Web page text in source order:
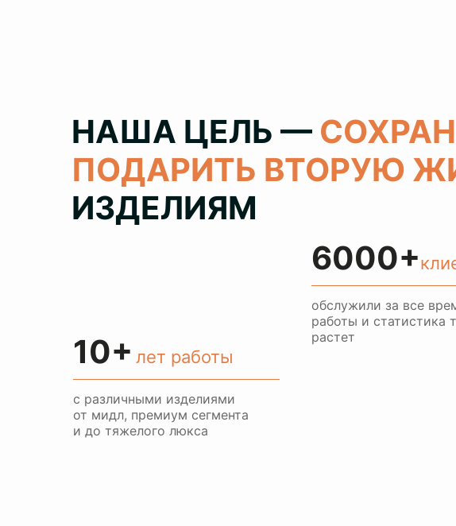
НАША ЦЕЛЬ —
ПОДАРИТЬ ВТОРУЮ
ИЗДЕЛИЯМ
10+
с различными изделиями
от мидл, премиум сегмента
и до тяжелого люкса
лет работы
6000+
обслужили за все
работы и статистика
растет